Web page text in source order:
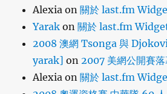
Alexia on關於 last.fm
Yarak on關於 last.fm
2008 澳網 Tsonga 與
yarak] on2007 美網公開賽落
Alexia on關於 last.fm